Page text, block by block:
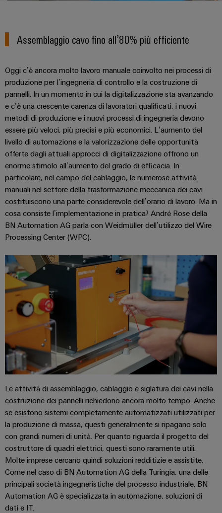
le
soluzioni
essere
sperimentate.
Centro
dati
Soluzioni
e
prodotti
per
centri
dati
efficienti,
e
scalabili
Costruzione
Soluzioni
di
complete
per
l'industria
marittima
Device
manufacturers
Soluzioni
di
connettività
innovative
per
dispositivi
Energia
eolica
Eccellenza
operativa
nell'energia
eolica
Energia
PUSH
Microgriglie
DC
Edge
computing
u-
OS
Industrial
5G
Single
Pair
Ethernet
Quadro
e
campo
Cablaggio
sul
campo
Configuratore
Costruzione
intelligente
dell’armadio
Misurazione
smart
Workplace
solutions
e
connettori
Sistemi
di
custodie
e
componenti
Sistemi
di
inserimento
cavi
e
componenti
Cavi
collegamento,
patch
e
cavi
Soluzioni
di
cablaggio
del
sistema
e
di
migrazione
PLC
Interfacce
di
servizio
di
consegna
Consulenza
e
ingegneria
digitale
Consulenza
sulla
connettività
Ingegneria
digitale
Configuratore
Servizi
per
connettori
PCB
Servizi
di
laboratorio
Supporto
Supporto
tecnico
Conformità
ambientale
dei
prodotti
Lombardia
Nord
est
Centro
sud
Emilia
Romagna
Canale
distributivo
Distribution
Manager
Sales
Business
Development
Connectivity
Consulting
Macchine
Device
manufacturers
Transportation
Processo
Energia
Webshop
Società
Facts
Figures
Sostenibilità
Weidmüller
Academy
Human
Resources
Compliance
Sedi
Informazioni
sulla
e
certificati
Orange
Mag
|
Rivista
per
clienti
Il
nostro
Management
Career
Le
nostre
Experience
26
ALL
SERVICES
Shop online
Assemblaggio cavo fino all’80% più efficiente
Oggi c’è ancora molto lavoro manuale coinvolto nei processi di
produzione per l’ingegneria di controllo e la costruzione di
pannelli. In un momento in cui la digitalizzazione sta avanzando
e c’è una crescente carenza di lavoratori qualificati, i nuovi
metodi di produzione e i nuovi processi di ingegneria devono
essere più veloci, più precisi e più economici. L’aumento del
livello di automazione e la valorizzazione delle opportunità
offerte dagli attuali approcci di digitalizzazione offrono un
enorme stimolo all’aumento del grado di efficacia. In
particolare, nel campo del cablaggio, le numerose attività
manuali nel settore della trasformazione meccanica dei cavi
costituiscono una parte considerevole dell’orario di lavoro. Ma in
cosa consiste l’implementazione in pratica? André Rose della
BN Automation AG parla con Weidmüller dell’utilizzo del Wire
Processing Center (WPC).
Le attività di assemblaggio, cablaggio e siglatura dei cavi nella
costruzione dei pannelli richiedono ancora molto tempo. Anche
se esistono sistemi completamente automatizzati utilizzati per
la produzione di massa, questi generalmente si ripagano solo
con grandi numeri di unità. Per quanto riguarda il progetto del
costruttore di quadri elettrici, questi sono raramente utili.
Molte imprese cercano quindi soluzioni redditizie e assistite.
Come nel caso di BN Automation AG della Turingia, una delle
principali società ingegneristiche del processo industriale. BN
Automation AG è specializzata in automazione, soluzioni di
dati e IT.